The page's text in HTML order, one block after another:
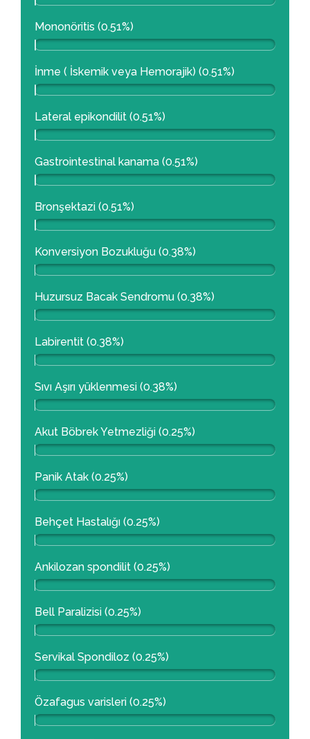
Mononöritis (0.51%)
İnme ( İskemik veya Hemorajik) (0.51%)
Lateral epikondilit (0.51%)
Gastrointestinal kanama (0.51%)
Bronşektazi (0.51%)
Konversiyon Bozukluğu (0.38%)
Huzursuz Bacak Sendromu (0.38%)
Labirentit (0.38%)
Sıvı Aşırı yüklenmesi (0.38%)
Akut Böbrek Yetmezliği (0.25%)
Panik Atak (0.25%)
Behçet Hastalığı (0.25%)
Ankilozan spondilit (0.25%)
Bell Paralizisi (0.25%)
Servikal Spondiloz (0.25%)
Özafagus varisleri (0.25%)